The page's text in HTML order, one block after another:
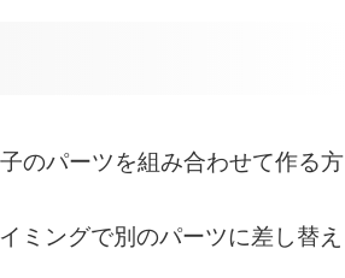
のパーツを組み合わせて作る方
ミングで別のパーツに差し替え